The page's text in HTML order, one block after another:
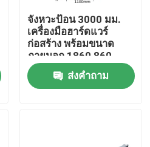
จังหวะป้อน 3000 มม.
เครื่องมือฮาร์ดแวร์
ก่อสร้าง พร้อมขนาด
ภายนอก 1860 860
1100 มม. เหมาะสำหรับ
โครงการก่อสร้างสำหรับ
งานหนัก
ส่งคำถาม